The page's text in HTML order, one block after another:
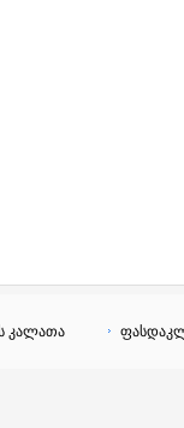
კალათა